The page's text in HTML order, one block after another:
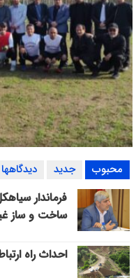
گزارش تصویری
محبوب جدید دیدگاهها
فرماندار
ساخت و ساز
احداث راه